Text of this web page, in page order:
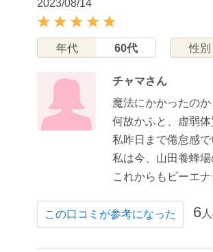
2023/08/14
年代 60代 性別
チャマさん
魔法にかかったの
何故かふと、虚弱
私昨日まで倦怠感
私は今、山田養蜂
これからもビーエ
この口コミが参考になった 6